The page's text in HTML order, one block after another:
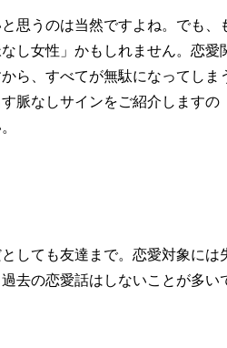
思うのは当然ですよね。でも、
し女性」かもしれません。恋愛
ら、すべてが無駄になってしま
脈なしサインをご紹介しますの
しても友達まで。恋愛対象には
去の恋愛話はしないことが多い